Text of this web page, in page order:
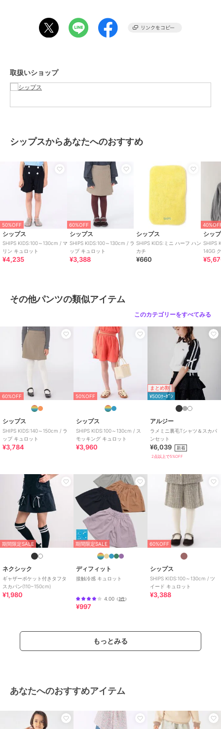
【対象カテゴリー：トドラー/TODDLER】
※撮影環境による光の当たり具合やパソコン・スマートフォンなどの
閲覧環境によって、実際の色味と異なって見える場合があります。
ブランド シップス
ショップ シップス
商品カテゴリ パンツ ／その他パンツ
性別タイプ
ガールズ
パンツ ／その他パンツ
カラー ライトブルー
サイズ 100,110,120,130
特徴
パンツ
布・キャンバ
無地/ミッドライズ /マリ
ン・プール/ハーフ ひざ丈
ジュアル
その他パンツ
綿・コットン素材 /布・キャンバ
/ミッドライズ /マリ
ン・プール/ハーフ ひざ丈/カ
原産国 中国
取扱いショップ
シップスからあなたへのおすすめ
50%OFF
シップス
SHIPS KIDS:100～130cm / マ
リン キュロット
¥4,235
60%OFF
シップス
SHIPS KIDS:100～130cm / ラ
ップ キュロット
¥3,388
シップス
SHIPS KIDS:ミニ ハーフ ハン
カチ
¥660
シッ
SHIPS
14GG
ガン
その他パンツの類似アイテム
このカテゴリーをすべてみる
60%OFF
シップス
SHIPS KIDS:140～150cm / ラ
ップ キュロット
¥3,784
50%OFF
シップス
SHIPS KIDS:100～130cm / ス
モッキング キュロット
¥3,960
まとめ割
¥500ｸｰﾎﾟﾝ
アルジー
ラメミニ裏毛Tシャツ＆スカパ
ンセット
¥6,039 新着
2点以上で5%OFF
期間限定SALE
ネクシック
ギャザーポケット付きタフタ
スカパン(110~150cm)
¥1,980
期間限定SALE
ディフィット
接触冷感 キュロット
4.00 （3件）
¥997
60%OFF
シップス
SHIPS KIDS:100～130cm / ツ
イード キュロット
¥3,388
もっとみる
あなたへのおすすめアイテム